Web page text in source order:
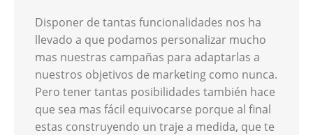
Disponer de tantas funcionalidades nos ha
llevado a que podamos personalizar mucho
mas nuestras campañas para adaptarlas a
nuestros objetivos de marketing como nunca.
Pero tener tantas posibilidades también hace
que sea mas fácil equivocarse porque al final
estas construyendo un traje a medida, que te